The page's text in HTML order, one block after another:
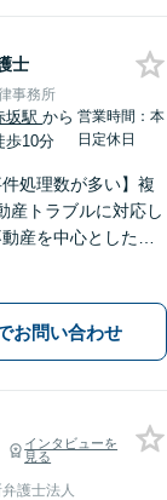
士
事務所
坂駅から
歩10分
営業時間：本
日定休日
件処理数が多い】複
産トラブルに対応し
産を中心とした相
ブル、予防法務も
2分】
お問い合わせ
インタビューを
見る
護士法人